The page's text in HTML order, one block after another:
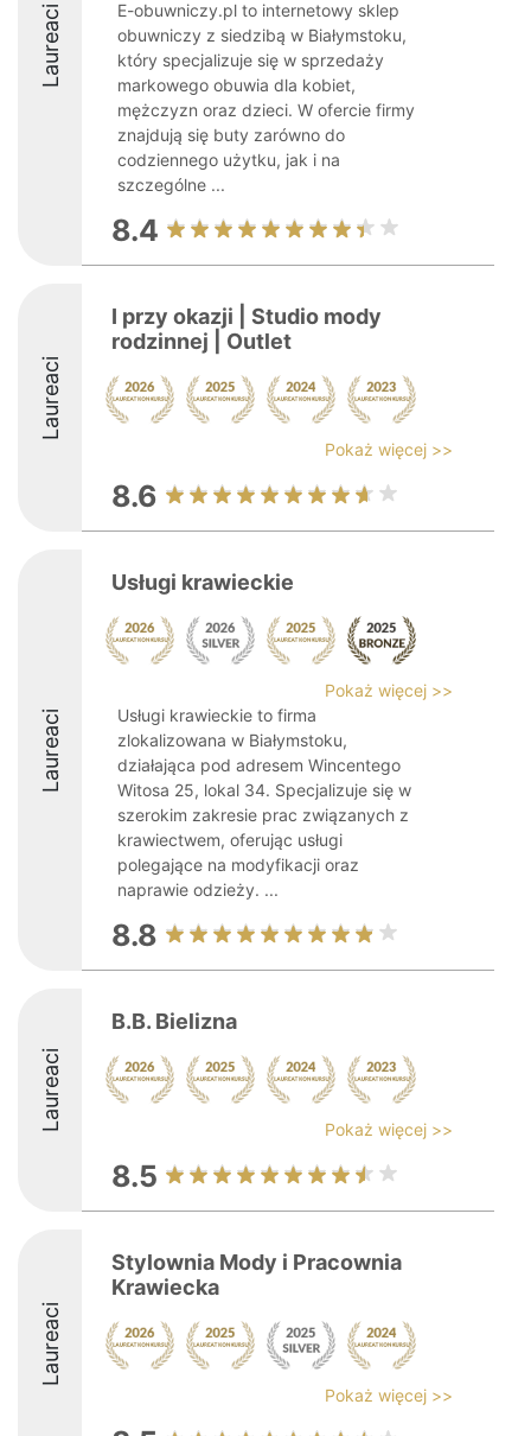
Laureaci
E-obuwniczy.pl to internetowy sklep
obuwniczy z siedzibą w Białymstoku,
który specjalizuje się w sprzedaży
markowego obuwia dla kobiet,
mężczyzn oraz dzieci. W ofercie firmy
znajdują się buty zarówno do
codziennego użytku, jak i na
szczególne ...
8.4
Laureaci
I przy okazji | Studio mody
rodzinnej | Outlet
Pokaż więcej >>
8.6
Laureaci
Usługi krawieckie
Pokaż więcej >>
Usługi krawieckie to firma
zlokalizowana w Białymstoku,
działająca pod adresem Wincentego
Witosa 25, lokal 34. Specjalizuje się w
szerokim zakresie prac związanych z
krawiectwem, oferując usługi
polegające na modyfikacji oraz
naprawie odzieży. ...
8.8
Laureaci
B.B. Bielizna
Pokaż więcej >>
8.5
Laureaci
Stylownia Mody i Pracownia
Krawiecka
Pokaż więcej >>